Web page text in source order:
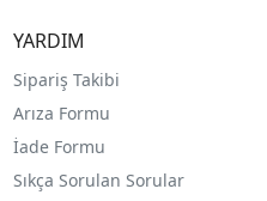
YARDIM
Sipariş Takibi
Arıza Formu
İade Formu
Sıkça Sorulan Sorular